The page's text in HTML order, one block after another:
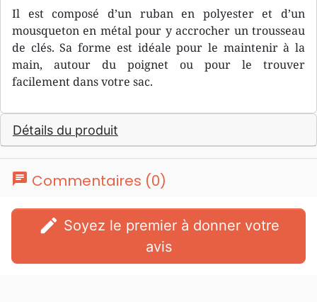
Il est composé d’un ruban en polyester et d’un
mousqueton en métal pour y accrocher un trousseau
de clés. Sa forme est idéale pour le maintenir à la
main, autour du poignet ou pour le trouver
facilement dans votre sac.
Détails du produit
chat Commentaires (0)
edit
avis